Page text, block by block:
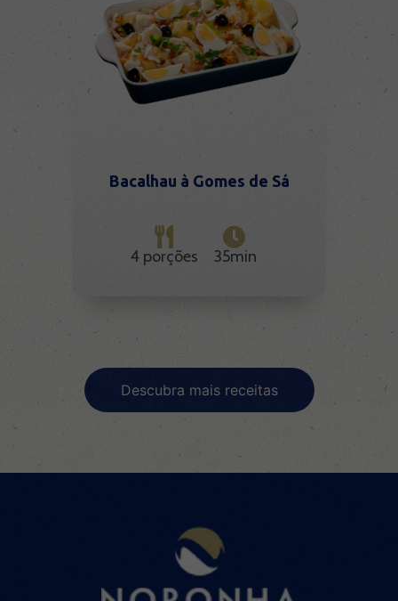
Bacalhau à Gomes de Sá
4 porções 35min
Descubra mais receitas